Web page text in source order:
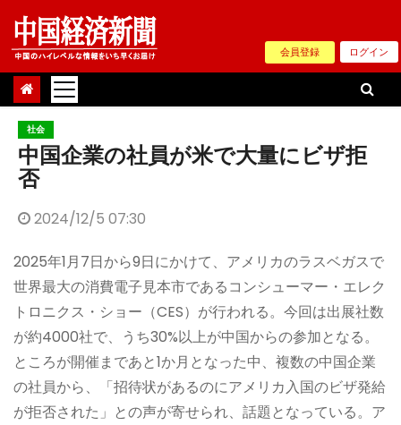
Skip
content
会員登録 ログイン
社会
中国企業の社員が米で大量にビザ拒
否
2024/12/5 07:30
2025年1月7日から9日にかけて、アメリカのラスベガスで
世界最大の消費電子見本市であるコンシューマー・エレク
トロニクス・ショー（CES）が行われる。今回は出展社数
が約4000社で、うち30%以上が中国からの参加となる。
ところが開催まであと1か月となった中、複数の中国企業
の社員から、「招待状があるのにアメリカ入国のビザ発給
が拒否された」との声が寄せられ、話題となっている。ア